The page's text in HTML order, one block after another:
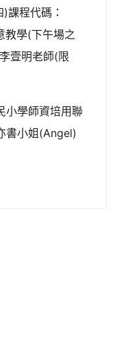
課程代碼：
教學(下午場之
壹明老師(限
小學師資培用聯
書小姐(Angel)